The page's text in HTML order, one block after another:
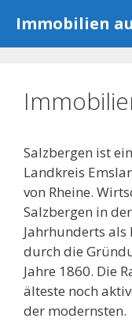
Inhalt
springen
Immobilien
Salzbergen ist
Landkreis
von Rheine.
Salzbergen in
Jahrhunderts
durch die
Jahre 1860. Die
älteste noch
der modernsten.